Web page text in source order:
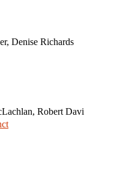
Denise Richards
Robert Davi